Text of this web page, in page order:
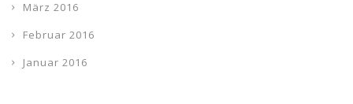
März 2016
Februar 2016
Januar 2016